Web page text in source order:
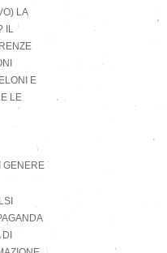
LA
IL
E
LE
GENERE